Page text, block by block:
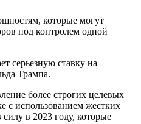
которые могут
под контролем одной
серьезную ставку на
Трампа.
более строгих целевых
с использованием жестких
в 2023 году, которые